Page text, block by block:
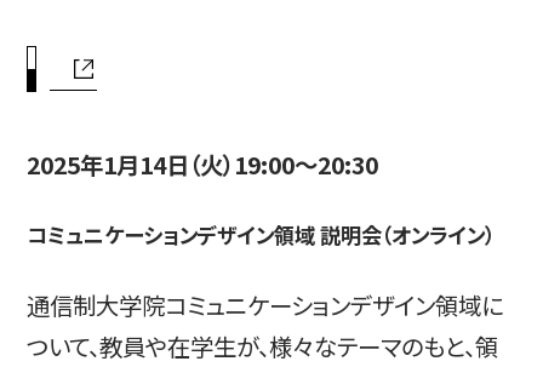
高校生・受験生の方 在学生の方
学生生活・就職
2025年1月14日（火）19:00～20:30
コミュニケーションデザイン領域 説明会（オンライン）
通信制大学院コミュニケーションデザイン領域に
ついて、教員や在学生が、様々なテーマのもと、領